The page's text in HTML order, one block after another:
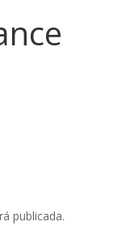
publicada.